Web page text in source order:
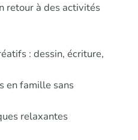
retour à des activités
: dessin, écriture,
en famille sans
relaxantes